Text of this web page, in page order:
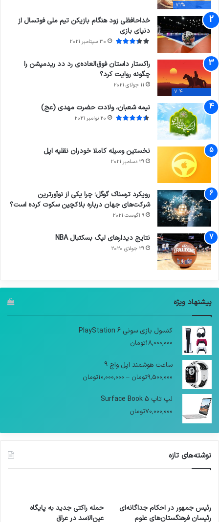
71%
خداحافظی زود هنگام بازیکن تیم ملی فوتسال از
دنیای بازی
30 سپتامبر 2021
7.4
راکستار داستان فوق‌العاده‌ی رد دد ریدمپشن را
چگونه روایت کرد؟
11 جولای 2021
نیمه شعبان، ولادت حضرت مهدی (عج)
20 نوامبر 2021
نخستین وسیله کاملا خودران نقلیه اپل
29 دسامبر 2021
رویکرد ترسناک گوگل؛ چرا یکی از نوآورترین
شرکت‌های جهان درباره بلاکچین سکوت کرده است؟
9 آگوست 2021
نتایج دیدار‌های لیگ بسکتبال NBA
29 جولای 2020
پیشنهاد ویژه
کنسول بازی سونی PlayStation 6
18,000,000تومان
ساعت هوشمند اپل واچ 9
9,500,000تومان –
10,000,000تومان
لپ تاپ Surface Book 5
70,000,000تومان
نوشته‌های تازه
رئیس جمهور در احکام جداگانه‌ای
رئیسان فرهنگستان‌های علوم
حمله راکتی جدید به پایگاه
عین‌الاسد در عراق